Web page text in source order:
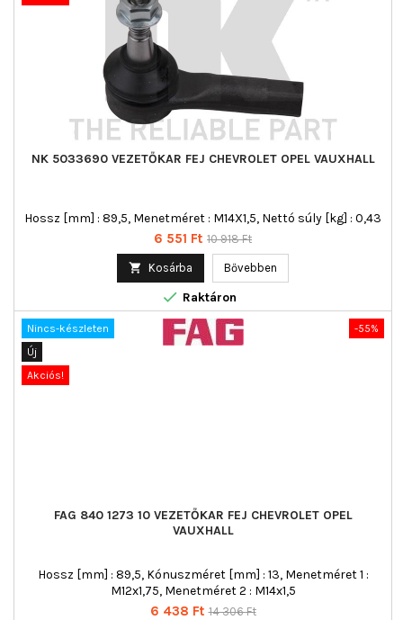
NK 5033690 VEZETŐKAR FEJ CHEVROLET OPEL VAUXHALL
Hossz [mm] : 89,5, Menetméret : M14X1,5, Nettó súly [kg] : 0,43
Ár
6 551 Ft Normál
10 918 Ft
 Kosárba Bővebben
 Raktáron
-55%
Nincs-készleten
Új
Akciós!
FAG 840 1273 10 VEZETŐKAR FEJ CHEVROLET OPEL
VAUXHALL
Hossz [mm] : 89,5, Kónuszméret [mm] : 13, Menetméret 1 :
M12x1,75, Menetméret 2 : M14x1,5
Ár
6 438 Ft Normál
14 306 Ft